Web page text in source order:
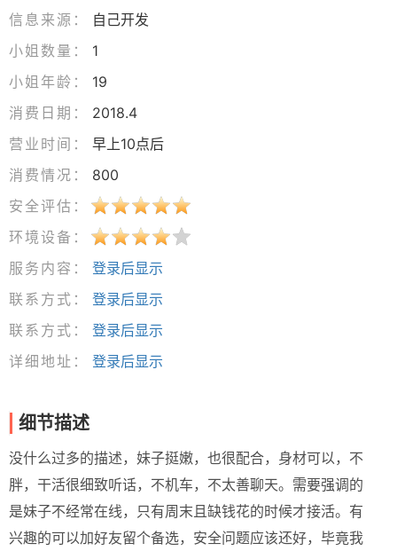
信息来源：
自己开发
小姐数量：
1
小姐年龄：
19
消费日期：
2018.4
营业时间：
早上10点后
消费情况：
800
安全评估：
环境设备：
服务内容：
登录后显示
联系方式：
登录后显示
联系方式：
登录后显示
详细地址：
登录后显示
细节描述
没什么过多的描述，妹子挺嫩，也很配合，身材可以，不
胖，干活很细致听话，不机车，不太善聊天。需要强调的
是妹子不经常在线，只有周末且缺钱花的时候才接活。有
兴趣的可以加好友留个备选，安全问题应该还好，毕竟我